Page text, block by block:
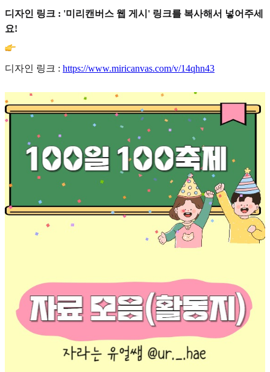
디자인 링크 : '미리캔버스 웹 게시' 링크를 복사해서 넣어주세
요!
디자인 링크 : https://www.miricanvas.com/v/14qhn43